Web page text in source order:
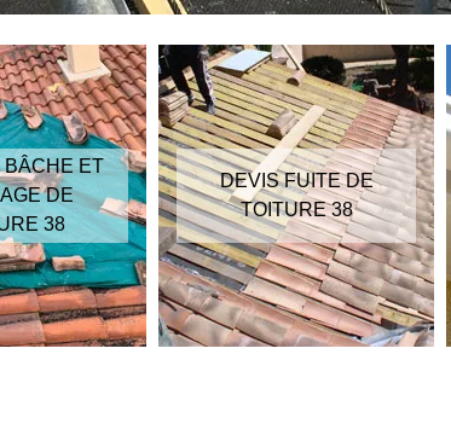
BÂCHE ET
DE
38
DEVIS FUITE DE
TOITURE 38